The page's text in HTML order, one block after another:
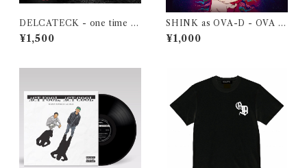
DELCATECK - one time fo
r【CD】
¥1,500
SHINK as OVA-D - OVA D
A JACK vol.4【CD-R】
¥1,000